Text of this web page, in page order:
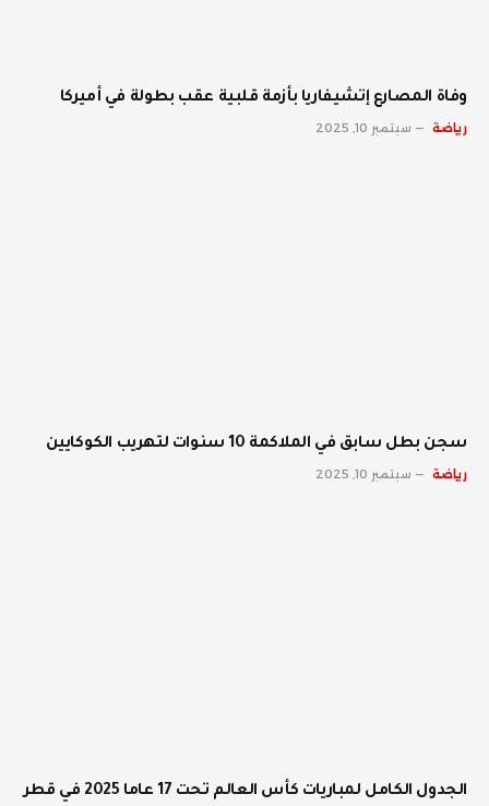
وفاة المصارع إتشيفاريا بأزمة قلبية عقب بطولة في أميركا
رياضة سبتمبر 10, 2025
سجن بطل سابق في الملاكمة 10 سنوات لتهريب الكوكايين
رياضة سبتمبر 10, 2025
الجدول الكامل لمباريات كأس العالم تحت 17 عاما 2025 في قطر